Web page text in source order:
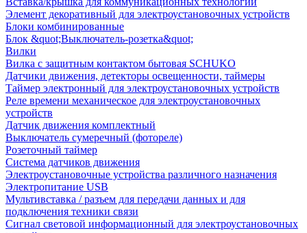
Элемент декоративный для электроустановочных устройств
Блоки комбинированные
Блок &quot;Выключатель-розетка&quot;
Вилки
Вилка с защитным контактом бытовая SCHUKO
Датчики движения, детекторы освещенности, таймеры
Таймер электронный для электроустановочных устройств
Реле времени механическое для электроустановочных
устройств
Датчик движения комплектный
Выключатель сумеречный (фотореле)
Розеточный таймер
Система датчиков движения
Электроустановочные устройства различного назначения
Электропитание USB
Мультивставка / разъем для передачи данных и для
подключения техники связи
Сигнал световой информационный для электроустановочных